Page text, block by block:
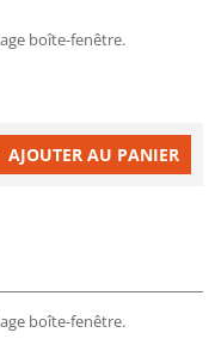
boîte-fenêtre.
AJOUTER AU PANIER
boîte-fenêtre.